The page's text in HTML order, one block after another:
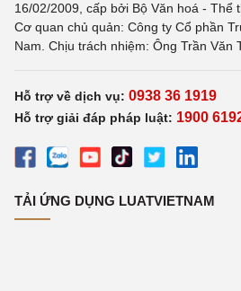
16/02/2009, cấp bởi Bộ Văn hoá - Thể
Cơ quan chủ quản: Công ty Cổ phần
Nam. Chịu trách nhiệm: Ông Trần Văn
Hỗ trợ về dịch vụ: 0938 36 1919
Hỗ trợ giải đáp pháp luật: 1900
TẢI ỨNG DỤNG LUATVIETNAM